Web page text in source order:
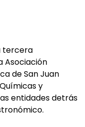
tercera
Asociación
de San Juan
y
entidades detrás